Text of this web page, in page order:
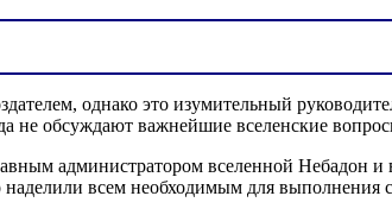
однако это изумительный
обсуждают важнейшие вселенские
администратором вселенной Небадон
наделили всем необходимым для